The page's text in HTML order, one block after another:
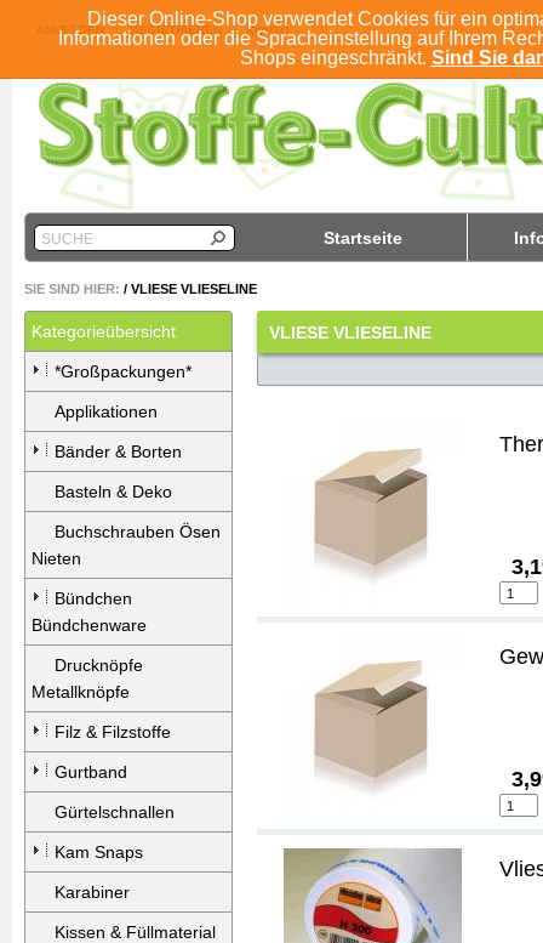
Dieser Online-Shop verwendet Cookies für ein
Informationen oder die Spracheinstellung auf Ihrem
Shops eingeschränkt. Sind Sie
ANMELDEN REGISTRIEREN KONTO
Startseite
SUCHE
SIE SIND HIER: / VLIESE VLIESELINE
Kategorieübersicht
*Großpackungen*
Applikationen
Bänder & Borten
Basteln & Deko
Buchschrauben Ösen
Nieten
Bündchen
Bündchenware
Drucknöpfe
Metallknöpfe
Filz & Filzstoffe
Gurtband
Gürtelschnallen
Kam Snaps
Karabiner
Kissen & Füllmaterial
VLIESE VLIESELINE